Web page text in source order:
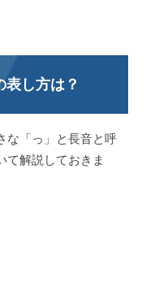
し方は？
な「っ」と長音と呼
て解説しておきま